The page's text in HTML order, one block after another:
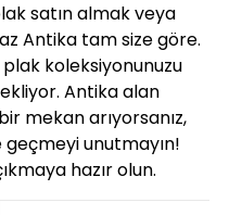
satın almak veya
Antika tam size göre.
plak koleksiyonunuzu
Antika alan
mekan arıyorsanız,
unutmayın!
hazır olun.